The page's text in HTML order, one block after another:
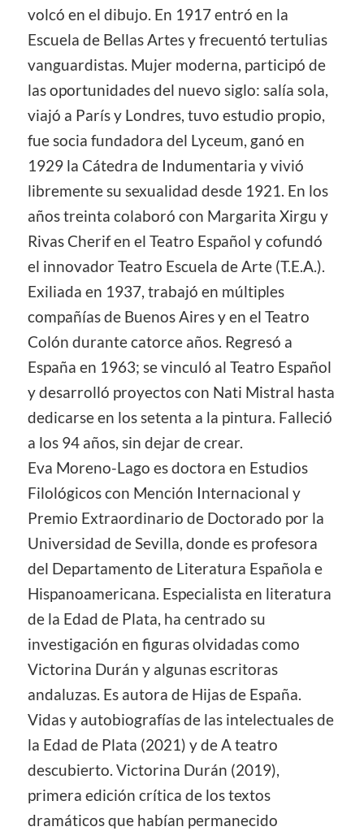
volcó en el dibujo. En 1917 entró en la
Escuela de Bellas Artes y frecuentó tertulias
vanguardistas. Mujer moderna, participó de
las oportunidades del nuevo siglo: salía sola,
viajó a París y Londres, tuvo estudio propio,
fue socia fundadora del Lyceum, ganó en
1929 la Cátedra de Indumentaria y vivió
libremente su sexualidad desde 1921. En los
años treinta colaboró con Margarita Xirgu y
Rivas Cherif en el Teatro Español y cofundó
el innovador Teatro Escuela de Arte (T.E.A.).
Exiliada en 1937, trabajó en múltiples
compañías de Buenos Aires y en el Teatro
Colón durante catorce años. Regresó a
España en 1963; se vinculó al Teatro Español
y desarrolló proyectos con Nati Mistral hasta
dedicarse en los setenta a la pintura. Falleció
a los 94 años, sin dejar de crear.
Eva Moreno-Lago es doctora en Estudios
Filológicos con Mención Internacional y
Premio Extraordinario de Doctorado por la
Universidad de Sevilla, donde es profesora
del Departamento de Literatura Española e
Hispanoamericana. Especialista en literatura
de la Edad de Plata, ha centrado su
investigación en figuras olvidadas como
Victorina Durán y algunas escritoras
andaluzas. Es autora de Hijas de España.
Vidas y autobiografías de las intelectuales de
la Edad de Plata (2021) y de A teatro
descubierto. Victorina Durán (2019),
primera edición crítica de los textos
dramáticos que habían permanecido